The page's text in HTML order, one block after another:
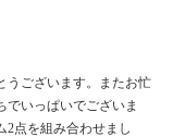
うございます。またお忙
でいっぱいでございま
2点を組み合わせまし